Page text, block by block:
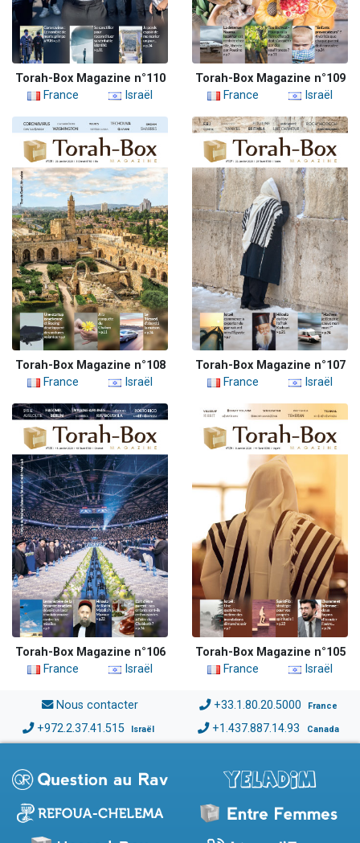
Torah-Box Magazine n°110
France
Israël
Torah-Box Magazine n°109
France
Israël
Torah-Box Magazine n°108
France
Israël
Torah-Box Magazine n°107
France
Israël
Torah-Box Magazine n°106
France
Israël
Torah-Box Magazine n°105
France
Israël
Nous contacter +33.1.80.20.5000 France
+972.2.37.41.515 Israël +1.437.887.14.93 Canada